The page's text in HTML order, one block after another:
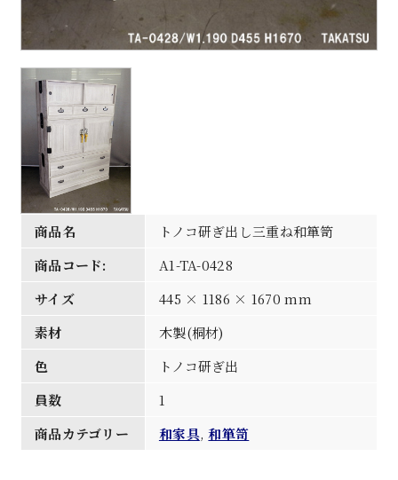
商品名
トノコ研ぎ出し三重ね和箪笥
商品コード:
A1-TA-0428
サイズ
445 × 1186 × 1670 mm
素材
木製(桐材)
色
トノコ研ぎ出
員数
1
商品カテゴリー
和家具,和箪笥